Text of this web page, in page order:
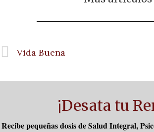
Vida Buena
¡Desata tu
Recibe pequeñas dosis de Salud Integral,